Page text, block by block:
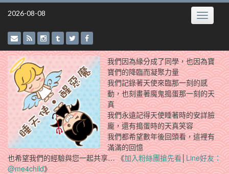
Skip
2026-08-08 Toggle
我們因為緣分成了同學，也因為寶
寶們的降臨而凝聚力量
我們記錄著天使來臨那一刻的感
動，也刻畫著魔鬼搗蛋那一刻的天
真
我們永遠記得天使睡著時的安詳臉
龐，還有搗蛋時的天真笑容
我們都希望數年後回頭看，這裡有
滿滿的回憶
也希望我們的經驗與您一起共享… 《加入粉絲團搶先看│Line好友：
@me4child》